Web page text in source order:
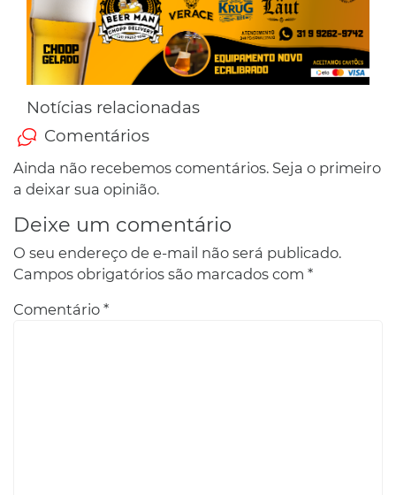
Notícias relacionadas
Comentários
Ainda não recebemos comentários. Seja o primeiro
a deixar sua opinião.
Deixe um comentário
O seu endereço de e-mail não será publicado.
Campos obrigatórios são marcados com *
Comentário *